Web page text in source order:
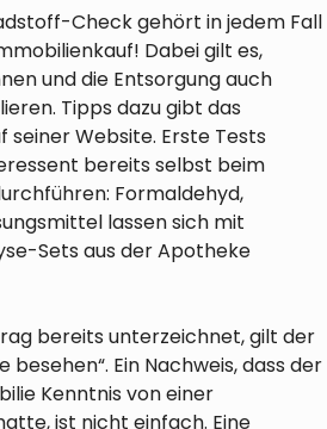
Check gehört in jedem Fall
Dabei gilt es,
und die Entsorgung auch
Tipps dazu gibt das
Website. Erste Tests
bereits selbst beim
Formaldehyd,
lassen sich mit
Sets aus der Apotheke
bereits unterzeichnet, gilt der
besehen“. Ein Nachweis, dass der
Kenntnis von einer
ist nicht einfach. Eine